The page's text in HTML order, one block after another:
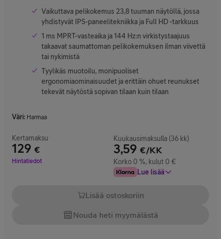
Vaikuttava pelikokemus 23,8 tuuman näytöllä, jossa
yhdistyvät IPS-paneelitekniikka ja Full HD -tarkkuus
1 ms MPRT-vasteaika ja 144 Hz:n virkistystaajuus
takaavat saumattoman pelikokemuksen ilman viivettä
tai nykimistä
Tyylikäs muotoilu, monipuoliset
ergonomiaominaisuudet ja erittäin ohuet reunukset
tekevät näytöstä sopivan tilaan kuin tilaan
Väri: Harmaa
Kertamaksu
129 €
Hinta 129 €
Hintatiedot
Kuukausimaksulla (36 kk)
3,59 €/KK
Korko 0 %, kulut 0 €
Lue lisää
Lisää ostoskoriin
Nouda heti myymälästä